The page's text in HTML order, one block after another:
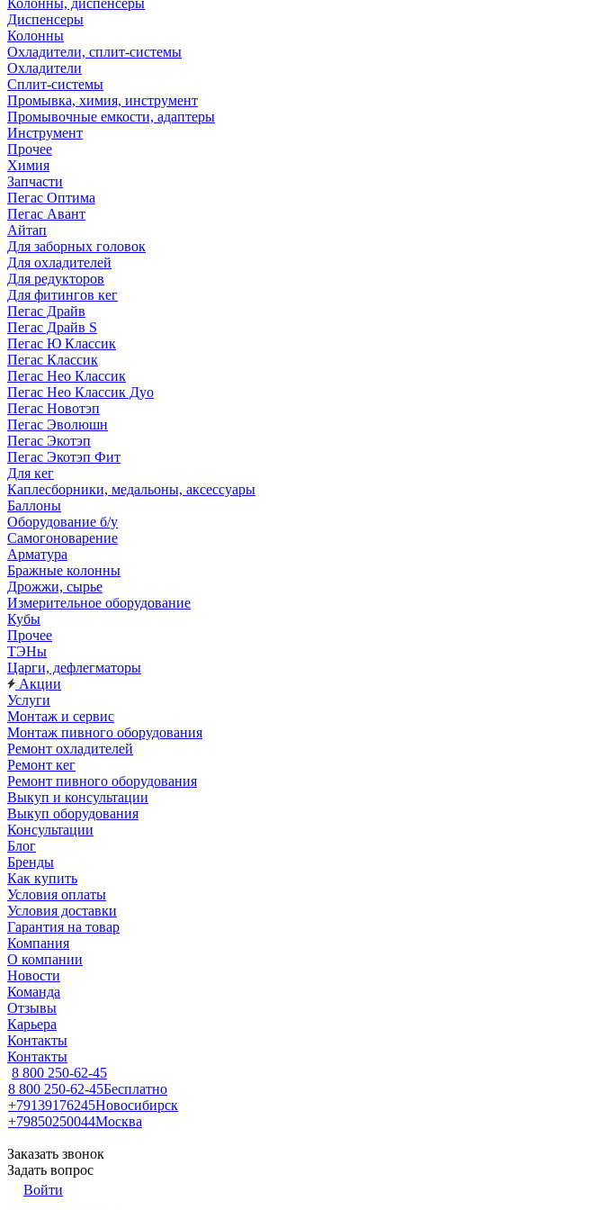
Колонны, диспенсеры
Диспенсеры
Колонны
Охладители, сплит-системы
Охладители
Сплит-системы
Промывка, химия, инструмент
Промывочные емкости, адаптеры
Инструмент
Прочее
Химия
Запчасти
Пегас Оптима
Пегас Авант
Айтап
Для заборных головок
Для охладителей
Для редукторов
Для фитингов кег
Пегас Драйв
Пегас Драйв S
Пегас Ю Классик
Пегас Классик
Пегас Нео Классик
Пегас Нео Классик Дуо
Пегас Новотэп
Пегас Эволюшн
Пегас Экотэп
Пегас Экотэп Фит
Для кег
Каплесборники, медальоны, аксессуары
Баллоны
Оборудование б/у
Самогоноварение
Арматура
Бражные колонны
Дрожжи, сырье
Измерительное оборудование
Кубы
Прочее
ТЭНы
Царги, дефлегматоры
Акции
Услуги
Монтаж и сервис
Монтаж пивного оборудования
Ремонт охладителей
Ремонт кег
Ремонт пивного оборудования
Выкуп и консультации
Выкуп оборудования
Консультации
Блог
Бренды
Как купить
Условия оплаты
Условия доставки
Гарантия на товар
Компания
О компании
Новости
Команда
Отзывы
Карьера
Контакты
Контакты
8 800 250-62-45
8 800 250-62-45Бесплатно
+79139176245Новосибирск
+79850250044Москва
Заказать звонок
Задать вопрос
Войти